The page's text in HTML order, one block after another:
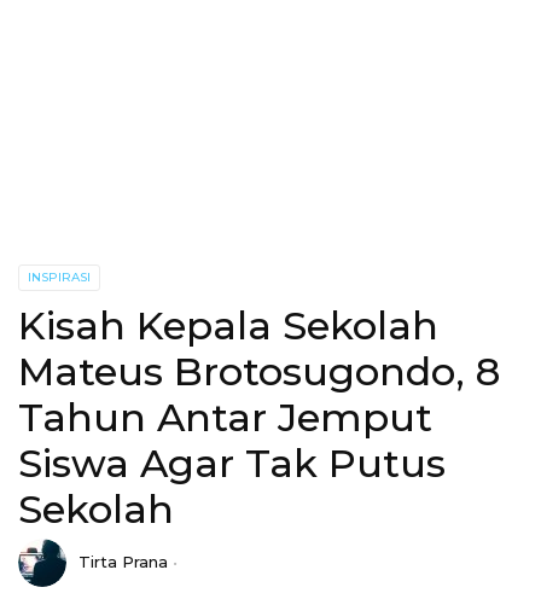
INSPIRASI
Kisah Kepala Sekolah
Mateus Brotosugondo, 8
Tahun Antar Jemput
Siswa Agar Tak Putus
Sekolah
Tirta Prana